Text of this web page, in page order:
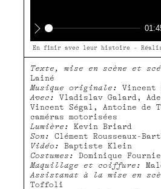
Play
En finir avec leur histoire -
Texte, mise en scène et
Lainé
Musique originale:
Vincent
Avec:
Vladislav Galard,
Vincent Ségal, Antoine
caméras motorisées
Lumière:
Kevin Briard
Son:
Clément Rousseaux-
Vidéo:
Baptiste Klein
Costumes:
Dominique
Maquillage et coiffure:
Assistanat à la mise en
Toffoli